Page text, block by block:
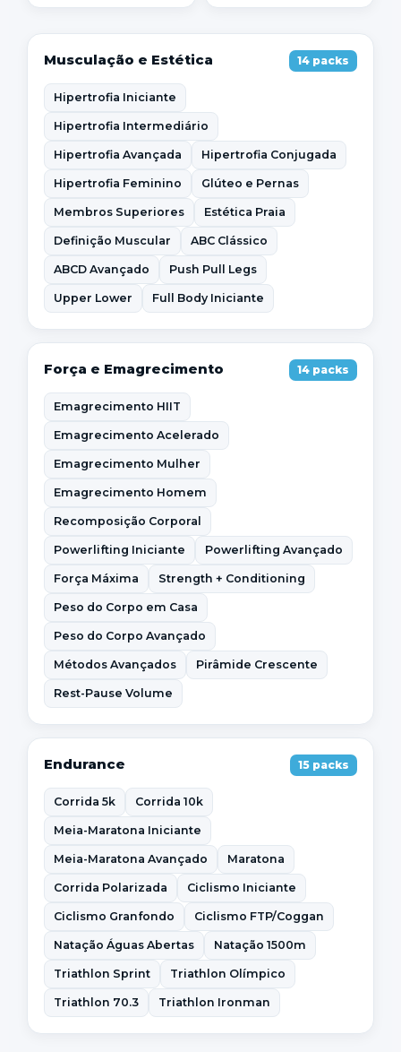
Musculação e Estética 14 packs
Hipertrofia Iniciante
Hipertrofia Intermediário
Hipertrofia Avançada Hipertrofia Conjugada
Hipertrofia Feminino Glúteo e Pernas
Membros Superiores Estética Praia
Definição Muscular ABC Clássico
ABCD Avançado Push Pull Legs
Upper Lower Full Body Iniciante
Força e Emagrecimento 14 packs
Emagrecimento HIIT
Emagrecimento Acelerado
Emagrecimento Mulher
Emagrecimento Homem
Recomposição Corporal
Powerlifting Iniciante Powerlifting Avançado
Força Máxima Strength + Conditioning
Peso do Corpo em Casa
Peso do Corpo Avançado
Métodos Avançados Pirâmide Crescente
Rest-Pause Volume
Endurance 15 packs
Corrida 5k Corrida 10k
Meia-Maratona Iniciante
Meia-Maratona Avançado Maratona
Corrida Polarizada Ciclismo Iniciante
Ciclismo Granfondo Ciclismo FTP/Coggan
Natação Águas Abertas Natação 1500m
Triathlon Sprint Triathlon Olímpico
Triathlon 70.3 Triathlon Ironman